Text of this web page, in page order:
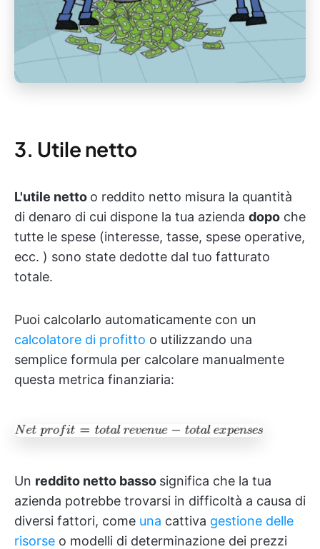
3. Utile netto
L'utile netto o reddito netto misura la quantità
di denaro di cui dispone la tua azienda dopo che
tutte le spese (interesse, tasse, spese operative,
ecc. ) sono state dedotte dal tuo fatturato
totale.
Puoi calcolarlo automaticamente con un
calcolatore di profitto o utilizzando una
semplice formula per calcolare manualmente
questa metrica finanziaria:
Un reddito netto basso significa che la tua
azienda potrebbe trovarsi in difficoltà a causa di
diversi fattori, come una cattiva gestione delle
risorse o modelli di determinazione dei prezzi